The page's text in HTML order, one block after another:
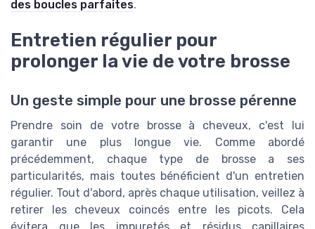
des boucles parfaites.
Entretien régulier pour
prolonger la vie de votre brosse
Un geste simple pour une brosse pérenne
Prendre soin de votre brosse à cheveux, c'est lui
garantir une plus longue vie. Comme abordé
précédemment, chaque type de brosse a ses
particularités, mais toutes bénéficient d'un entretien
régulier. Tout d'abord, après chaque utilisation, veillez à
retirer les cheveux coincés entre les picots. Cela
évitera que les impuretés et résidus capillaires